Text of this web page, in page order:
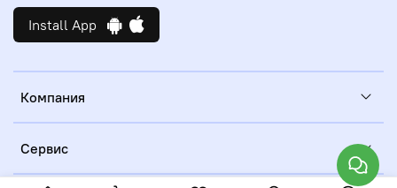
Компания
Сервис
Install App